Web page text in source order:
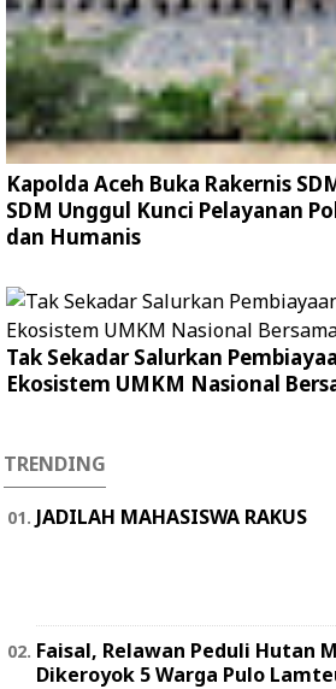
Kapolda Aceh Buka Rakernis
SDM Unggul Kunci Pelayanan
dan Humanis
Tak Sekadar Salurkan
Ekosistem UMKM Nasional
TRENDING
JADILAH MAHASISWA RAKUS
Faisal, Relawan Peduli Hutan
Dikeroyok 5 Warga Pulo